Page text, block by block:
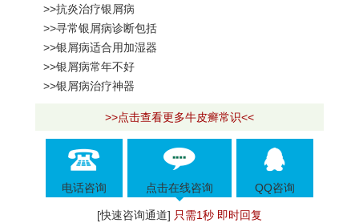
>>抗炎治疗银屑病
>>寻常银屑病诊断包括
>>银屑病适合用加湿器
>>银屑病常年不好
>>银屑病治疗神器
>>点击查看更多牛皮癣常识<<
电话咨询 点击在线咨询 QQ咨询
[快速咨询通道] 只需1秒 即时回复